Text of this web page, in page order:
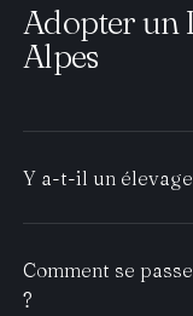
Adopter un
Alpes
Y a-t-il un
Comment se
?